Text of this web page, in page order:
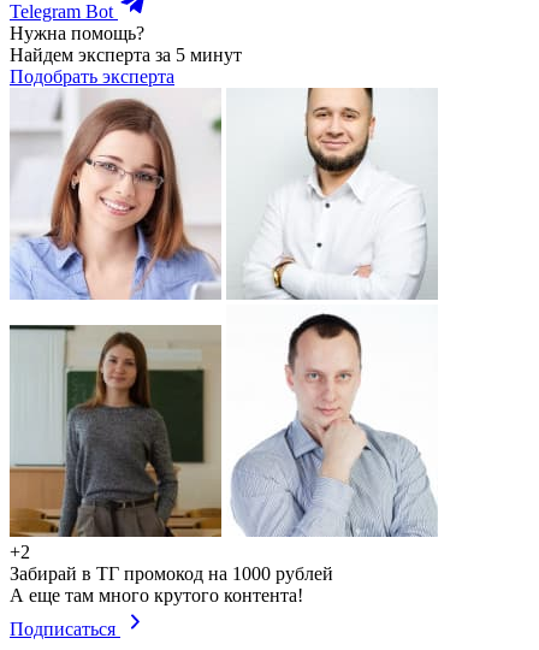
Telegram Bot
Нужна помощь?
Найдем эксперта за 5 минут
Подобрать эксперта
+2
Забирай в ТГ промокод на 1000 рублей
А еще там много крутого контента!
Подписаться